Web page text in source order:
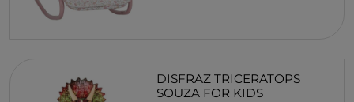
DISFRAZ TRICERATOPS
SOUZA FOR KIDS